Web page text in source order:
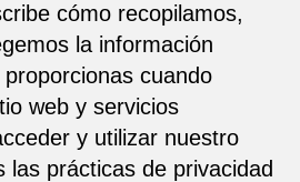
cómo recopilamos,
la información
cuando
web y servicios
y utilizar nuestro
las prácticas de privacidad